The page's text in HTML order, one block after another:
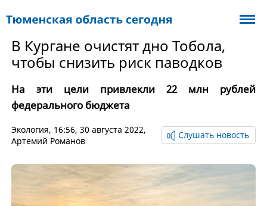
В Кургане очистят дно Тобола,
чтобы снизить риск паводков
На эти цели привлекли 22 млн рублей
федерального бюджета
Экология, 16:56, 30 августа 2022,
Артемий Романов
Слушать новость